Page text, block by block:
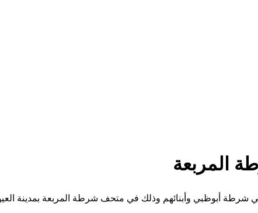
المربعة
شرطة أبوظبي وأبنائهم وذلك في متحف شرطة المربعة بمدينة